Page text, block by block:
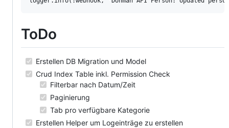
ToDo
Erstellen DB Migration und Model
Crud Index Table inkl. Permission Check
Filterbar nach Datum/Zeit
Paginierung
Tab pro verfügbare Kategorie
Erstellen Helper um Logeinträge zu erstellen